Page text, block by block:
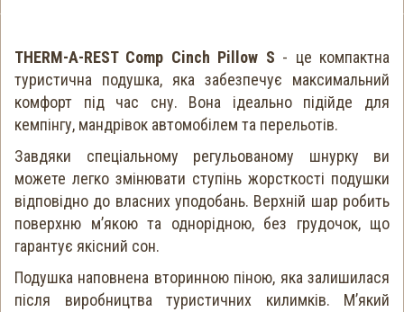
THERM-A-REST Comp Cinch Pillow S - це компактна
туристична подушка, яка забезпечує максимальний
комфорт під час сну. Вона ідеально підійде для
кемпінгу, мандрівок автомобілем та перельотів.
Завдяки спеціальному регульованому шнурку ви
можете легко змінювати ступінь жорсткості подушки
відповідно до власних уподобань. Верхній шар робить
поверхню м’якою та однорідною, без грудочок, що
гарантує якісний сон.
Подушка наповнена вторинною піною, яка залишилася
після виробництва туристичних килимків. М’який